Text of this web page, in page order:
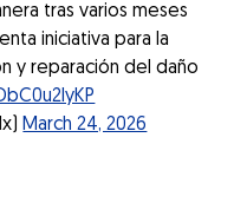
tras varios meses
iniciativa para la
y reparación del daño
March 24, 2026